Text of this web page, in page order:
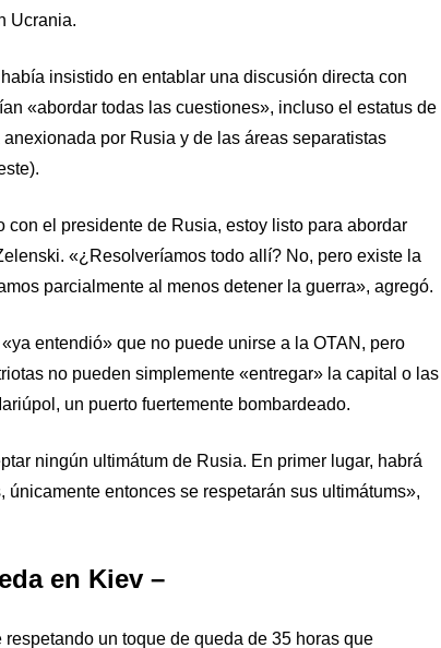
Ucrania.
insistido en entablar una discusión directa con
«abordar todas las cuestiones», incluso el estatus de
por Rusia y de las áreas separatistas
con el presidente de Rusia, estoy listo para abordar
«¿Resolveríamos todo allí? No, pero existe la
parcialmente al menos detener la guerra», agregó.
entendió» que no puede unirse a la OTAN, pero
no pueden simplemente «entregar» la capital o las
un puerto fuertemente bombardeado.
ningún ultimátum de Rusia. En primer lugar, habrá
únicamente entonces se respetarán sus ultimátums»,
en Kiev –
respetando un toque de queda de 35 horas que